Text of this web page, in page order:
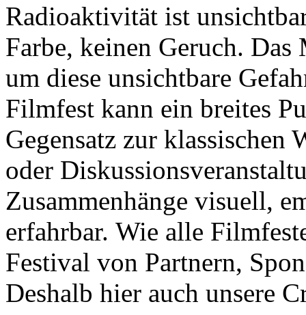
Radioaktivität ist
Farbe, keinen Geruch.
um diese unsichtbare
Filmfest kann ein breites
Gegensatz zur klassischen
oder
Zusammenhänge visuell,
erfahrbar. Wie alle
Festival von Partnern,
Deshalb hier auch unsere